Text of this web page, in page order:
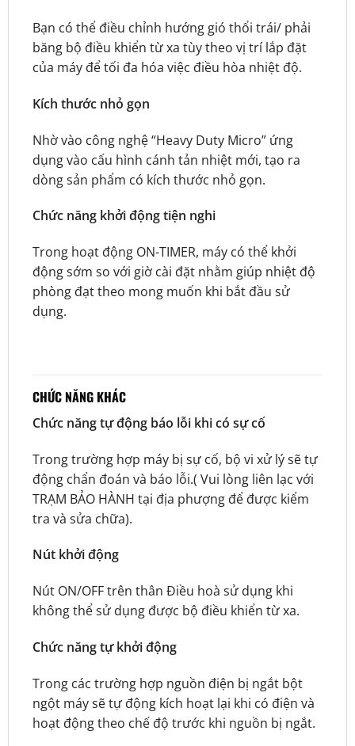
Bạn có thể điều chỉnh hướng gió thổi trái/ phải
băng bộ điều khiển từ xa tùy theo vị trí lắp đặt
của máy để tối đa hóa việc điều hòa nhiệt độ.
Kích thước nhỏ gọn
Nhờ vào công nghệ “Heavy Duty Micro” ứng
dụng vào cấu hình cánh tản nhiệt mới, tạo ra
dòng sản phẩm có kích thước nhỏ gọn.
Chức năng khởi động tiện nghi
Trong hoạt động ON-TIMER, máy có thể khởi
động sớm so với giờ cài đặt nhằm giúp nhiệt độ
phòng đạt theo mong muốn khi bắt đầu sử
dụng.
CHỨC NĂNG KHÁC
Chức năng tự động báo lỗi khi có sự cố
Trong trường hợp máy bị sự cố, bộ vi xử lý sẽ tự
động chẩn đoán và báo lỗi.( Vui lòng liên lạc với
TRẠM BẢO HÀNH tại địa phượng để được kiểm
tra và sửa chữa).
Nút khởi động
Nút ON/OFF trên thân Điều hoà sử dụng khi
không thể sử dụng được bộ điều khiển từ xa.
Chức năng tự khởi động
Trong các trường hợp nguồn điện bị ngắt bột
ngột máy sẽ tự động kích hoạt lại khi có điện và
hoạt động theo chế độ trước khi nguồn bị ngắt.